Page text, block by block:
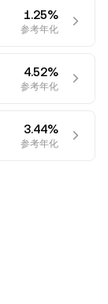
1.25%
参考年化
4.52%
参考年化
3.44%
参考年化